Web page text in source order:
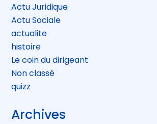
Actu Juridique
Actu Sociale
actualite
histoire
Le coin du dirigeant
Non classé
quizz
Archives